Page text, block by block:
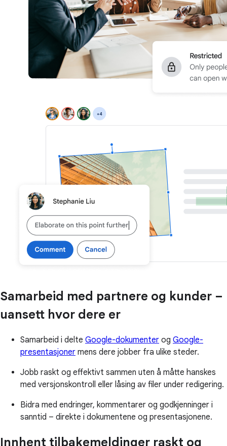
Samarbeid med partnere og kunder –
uansett hvor dere er
Samarbeid i delte Google-dokumenter og Google-
presentasjoner mens dere jobber fra ulike steder.
Jobb raskt og effektivt sammen uten å måtte hanskes
med versjonskontroll eller låsing av filer under redigering.
Bidra med endringer, kommentarer og godkjenninger i
sanntid – direkte i dokumentene og presentasjonene.
Innhent tilbakemeldinger raskt og